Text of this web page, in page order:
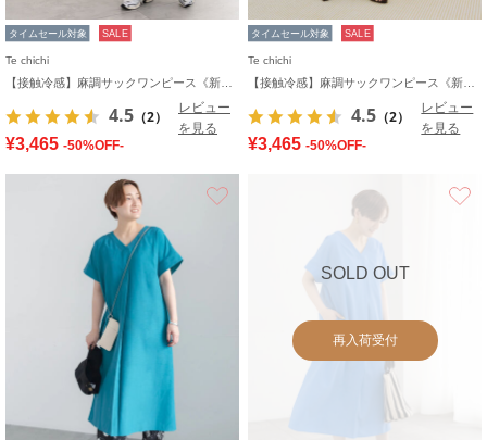
タイムセール対象 SALE
Te chichi
4.5 （2）
レビュー
を見る
¥3,465 -50%OFF-
タイムセール対象 SALE
Te chichi
4.5 （2）
レビュー
を見る
¥3,465 -50%OFF-
SOLD OUT
再入荷受付